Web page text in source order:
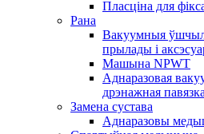
Пласціна для
Рана
Вакуумныя
прылады і
Машына NPWT
Аднаразовая
дрэнажная павязка
Замена сустава
Аднаразовы